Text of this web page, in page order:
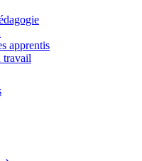
apprentis
travail